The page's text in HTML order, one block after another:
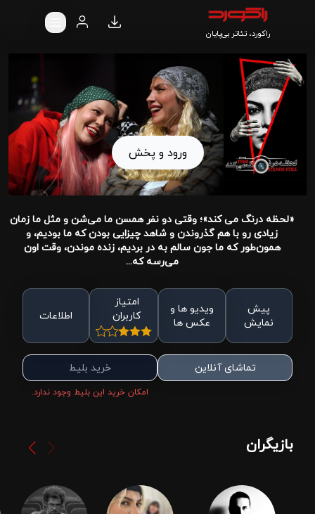
راکورد، تئاتر بی‌پایان
ورود و پخش
«لحظه درنگ می کند»؛ وقتی دو نفر همسن ما می‌شن و مثل ما زمان
زیادی رو با هم گذروندن و شاهد چیزایی بودن که ما بودیم، و
همون‌طور که ما جون سالم به در بردیم، زنده موندن، وقت اون
می‌رسه که...
پیش
نمایش
ویدیو ها و
عکس ها
امتیاز
کاربران
اطلاعات
تماشای آنلاین خرید بلیط
امکان خرید این بلیط وجود ندارد.
بازیگران